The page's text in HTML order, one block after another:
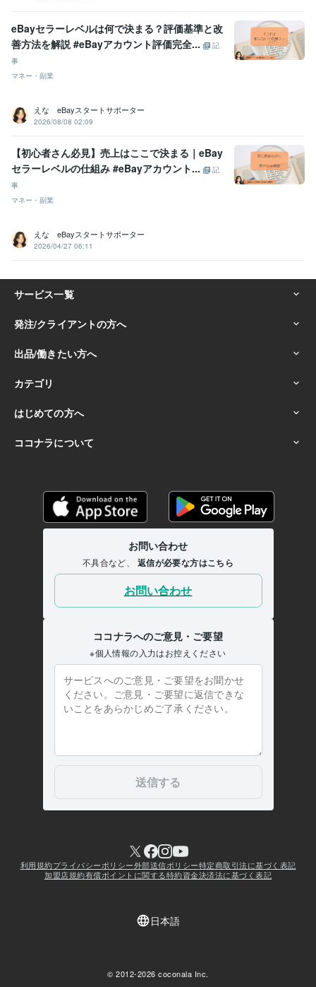
eBayセラーレベルは何で決まる？評価基準と改
善方法を解説 #eBayアカウント評価完全...
記
事
マネー・副業
えな eBayスタートサポーター
2026/08/08 02:09
【初心者さん必見】売上はここで決まる｜eBay
セラーレベルの仕組み #eBayアカウント...
記
事
マネー・副業
えな eBayスタートサポーター
2026/04/27 06:11